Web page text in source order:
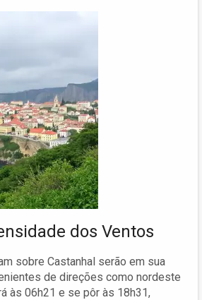
dos Ventos
sobre Castanhal serão em sua
de direções como nordeste
às 06h21 e se pôr às 18h31,